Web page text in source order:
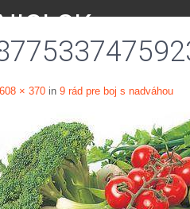
608 × 370 in 9 rád pre boj s nadváhou